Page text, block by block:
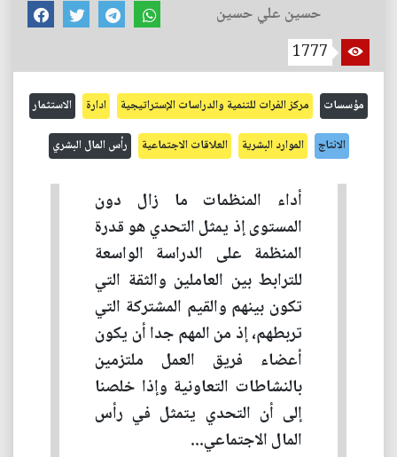
حسين علي حسين
1777
مؤسسات مركز الفرات للتنمية والدراسات الإستراتيجية ادارة الاستثمار
الانتاج الموارد البشرية العلاقات الاجتماعية رأس المال البشري
أداء المنظمات ما زال دون
المستوى إذ يمثل التحدي هو قدرة
المنظمة على الدراسة الواسعة
للترابط بين العاملين والثقة التي
تكون بينهم والقيم المشتركة التي
تربطهم، إذ من المهم جدا أن يكون
أعضاء فريق العمل ملتزمين
بالنشاطات التعاونية وإذا خلصنا
إلى أن التحدي يتمثل في رأس
المال الاجتماعي...